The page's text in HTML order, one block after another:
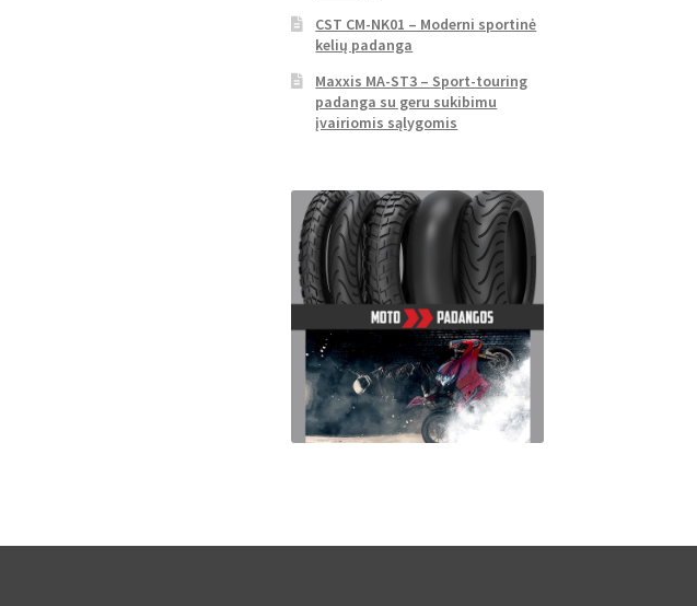
CST CM-NK01 – Moderni sportinė
kelių padanga
Maxxis MA-ST3 – Sport-touring
padanga su geru sukibimu
įvairiomis sąlygomis